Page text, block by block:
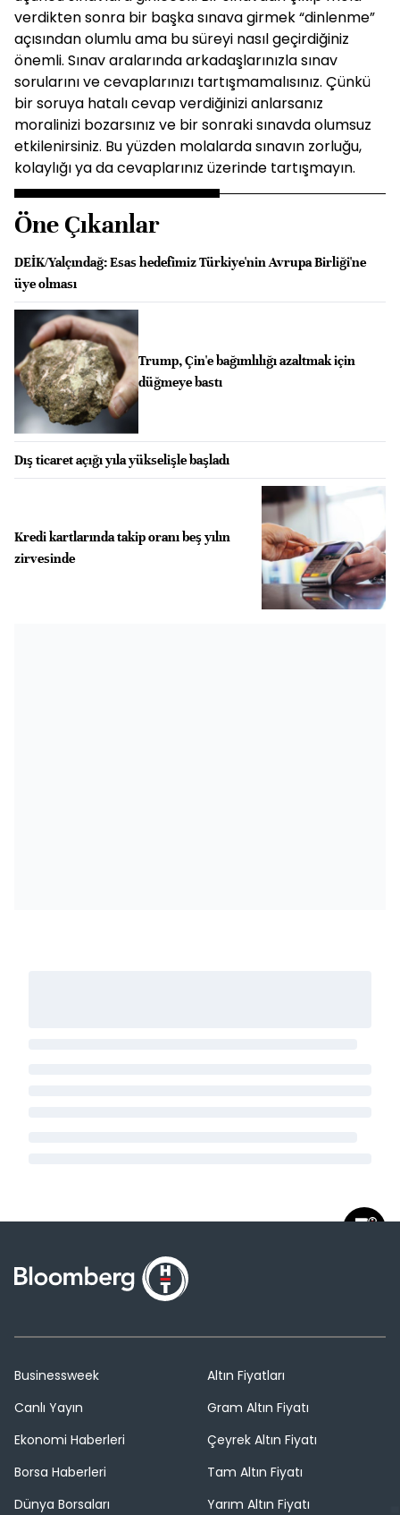
verdikten sonra bir başka sınava girmek “dinlenme”
açısından olumlu ama bu süreyi nasıl geçirdiğiniz
önemli. Sınav aralarında arkadaşlarınızla sınav
sorularını ve cevaplarınızı tartışmamalısınız. Çünkü
bir soruya hatalı cevap verdiğinizi anlarsanız
moralinizi bozarsınız ve bir sonraki sınavda olumsuz
etkilenirsiniz. Bu yüzden molalarda sınavın zorluğu,
kolaylığı ya da cevaplarınız üzerinde tartışmayın.
Öne Çıkanlar
DEİK/Yalçındağ: Esas hedefimiz Türkiye'nin Avrupa Birliği'ne
üye olması
Trump, Çin'e bağımlılığı azaltmak için
düğmeye bastı
Dış ticaret açığı yıla yükselişle başladı
Kredi kartlarında takip oranı beş yılın
zirvesinde
Businessweek
Canlı Yayın
Ekonomi Haberleri
Borsa Haberleri
Dünya Borsaları
Altın Fiyatları
Gram Altın Fiyatı
Çeyrek Altın Fiyatı
Tam Altın Fiyatı
Yarım Altın Fiyatı